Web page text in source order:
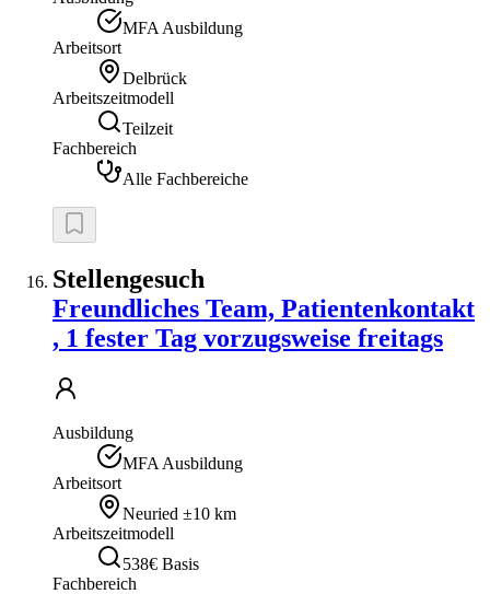
MFA Ausbildung
Arbeitsort
Delbrück
Arbeitszeitmodell
Teilzeit
Fachbereich
Alle Fachbereiche
Stellengesuch
Freundliches Team, Patientenkontakt
, 1 fester Tag vorzugsweise freitags
Ausbildung
MFA Ausbildung
Arbeitsort
Neuried ±10 km
Arbeitszeitmodell
538€ Basis
Fachbereich